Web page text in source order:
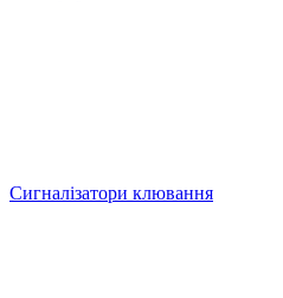
Сигналізатори клювання